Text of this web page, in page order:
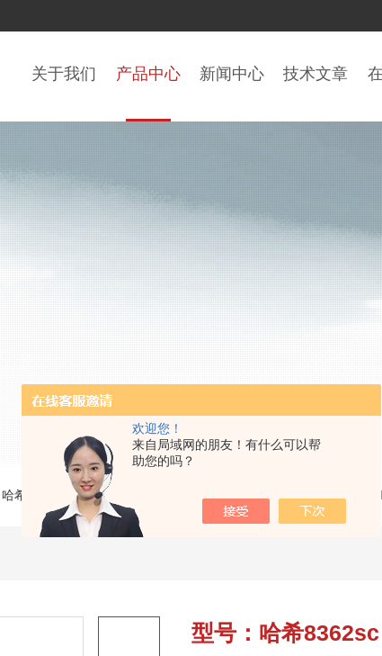
欢迎您！
来自局域网的朋友！有什么可以帮
助您的吗？
关于我们 产品中心 新闻中心 技术文章
哈希HACH PH/ORP/电导率/浓度在线分析仪 哈希8362sc哈希
型号：哈希8362sc